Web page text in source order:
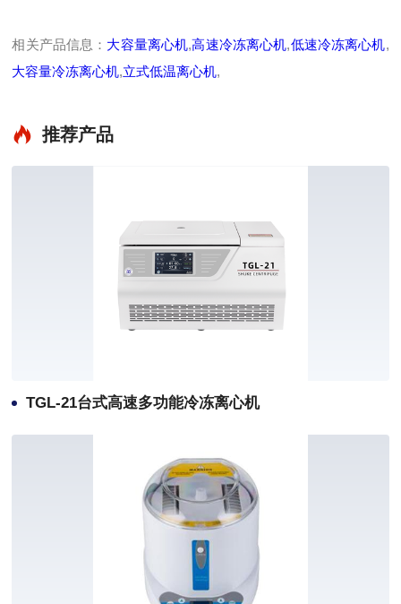
相关产品信息： 大容量离心机,高速冷冻离心机,低速冷冻离心机,
大容量冷冻离心机,立式低温离心机,
推荐产品
TGL-21台式高速多功能冷冻离心机